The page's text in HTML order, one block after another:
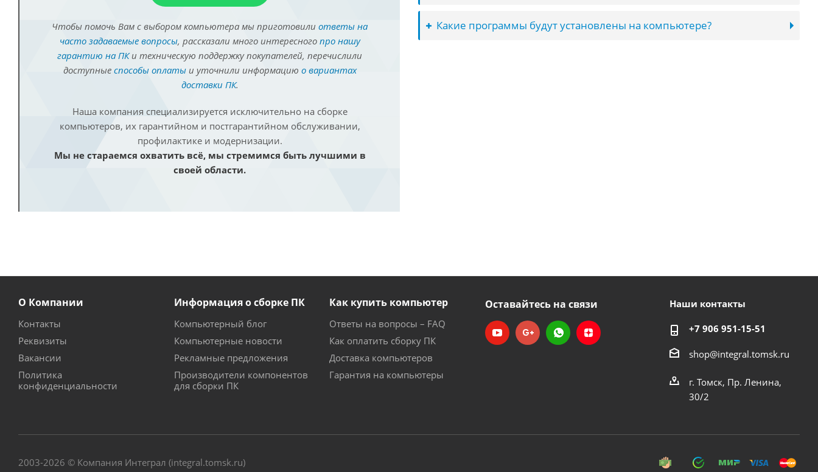
Чтобы помочь Вам с выбором компьютера мы приготовили ответы на
часто задаваемые вопросы, рассказали много интересного про нашу
гарантию на ПКи техническую поддержку покупателей, перечислили
доступные способы оплатыи уточнили информацию о вариантах
доставки ПК.
Наша компания специализируется исключительно на сборке
компьютеров, их гарантийном и постгарантийном обслуживании,
профилактике и модернизации.
Мы не стараемся охватить всё, мы стремимся быть лучшими в
своей области.
Какие программы будут установлены на компьютере?
О Компании
Контакты
Реквизиты
Вакансии
Политика
конфиденциальности
Информация о сборке ПК
Компьютерный блог
Компьютерные новости
Рекламные предложения
Производители компонентов
для сборки ПК
Как купить компьютер
Ответы на вопросы – FAQ
Как оплатить сборку ПК
Доставка компьютеров
Гарантия на компьютеры
Оставайтесь на связи Наши контакты
+7 906 951-15-51
shop@integral.tomsk.ru
г. Томск, Пр. Ленина,
30/2
2003-2026 © Компания Интеграл (integral.tomsk.ru)